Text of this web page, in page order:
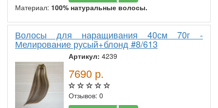
Материал: 100% натуральные волосы.
Волосы для наращивания 40см 70г -
Мелирование русый+блонд #8/613
Артикул: 4239
7690 р.
Отзывов: 0